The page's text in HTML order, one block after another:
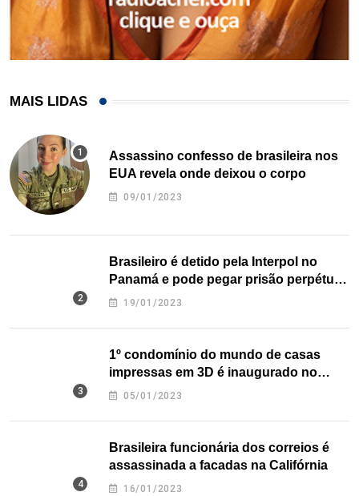
MAIS LIDAS
Assassino confesso de brasileira nos
EUA revela onde deixou o corpo
09/01/2023
Brasileiro é detido pela Interpol no
Panamá e pode pegar prisão perpétua
nos EUA
19/01/2023
1º condomínio do mundo de casas
impressas em 3D é inaugurado no
Texas
05/01/2023
Brasileira funcionária dos correios é
assassinada a facadas na Califórnia
16/01/2023